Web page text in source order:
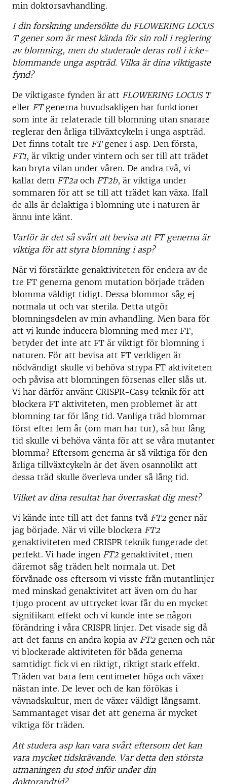
min doktorsavhandling.
I din forskning undersökte du FLOWERING LOCUS
T gener som är mest kända för sin roll i reglering
av blomning, men du studerade deras roll i icke-
blommande unga aspträd. Vilka är dina viktigaste
fynd?
De viktigaste fynden är att FLOWERING LOCUS T
eller FTgenerna huvudsakligen har funktioner
som inte är relaterade till blomning utan snarare
reglerar den årliga tillväxtcykeln i unga aspträd.
Det finns totalt tre FTgener i asp. Den första,
FT1, är viktig under vintern och ser till att trädet
kan bryta vilan under våren. De andra två, vi
kallar dem FT2aoch FT2b, är viktiga under
sommaren för att se till att trädet kan växa. Ifall
de alls är delaktiga i blomning ute i naturen är
ännu inte känt.
Varför är det så svårt att bevisa att FT generna är
viktiga för att styra blomning i asp?
När vi förstärkte genaktiviteten för endera av de
tre FT generna genom mutation började träden
blomma väldigt tidigt. Dessa blommor såg ej
normala ut och var sterila. Detta utgör
blomningsdelen av min avhandling. Men bara för
att vi kunde inducera blomning med mer FT,
betyder det inte att FT är viktigt för blomning i
naturen. För att bevisa att FT verkligen är
nödvändigt skulle vi behöva strypa FT aktiviteten
och påvisa att blomningen försenas eller slås ut.
Vi har därför använt CRISPR-Cas9 teknik för att
blockera FT aktiviteten, men problemet är att
blomning tar för lång tid. Vanliga träd blommar
först efter fem år (om man har tur), så hur lång
tid skulle vi behöva vänta för att se våra mutanter
blomma? Eftersom generna är så viktiga för den
årliga tillväxtcykeln är det även osannolikt att
dessa träd skulle överleva under så lång tid.
Vilket av dina resultat har överraskat dig mest?
Vi kände inte till att det fanns två FT2 gener när
jag började. När vi ville blockera FT2
genaktiviteten med CRISPR teknik fungerade det
perfekt. Vi hade ingen FT2 genaktivitet, men
däremot såg träden helt normala ut. Det
förvånade oss eftersom vi visste från mutantlinjer
med minskad genaktivitet att även om du har
tjugo procent av uttrycket kvar får du en mycket
signifikant effekt och vi kunde inte se någon
förändring i våra CRISPR linjer. Det visade sig då
att det fanns en andra kopia av FT2 genen och när
vi blockerade aktiviteten för båda generna
samtidigt fick vi en riktigt, riktigt stark effekt.
Träden var bara fem centimeter höga och växer
nästan inte. De lever och de kan förökas i
vävnadskultur, men de växer väldigt långsamt.
Sammantaget visar det att generna är mycket
viktiga för träden.
Att studera asp kan vara svårt eftersom det kan
vara mycket tidskrävande. Var detta den största
utmaningen du stod inför under din
doktorandtid?